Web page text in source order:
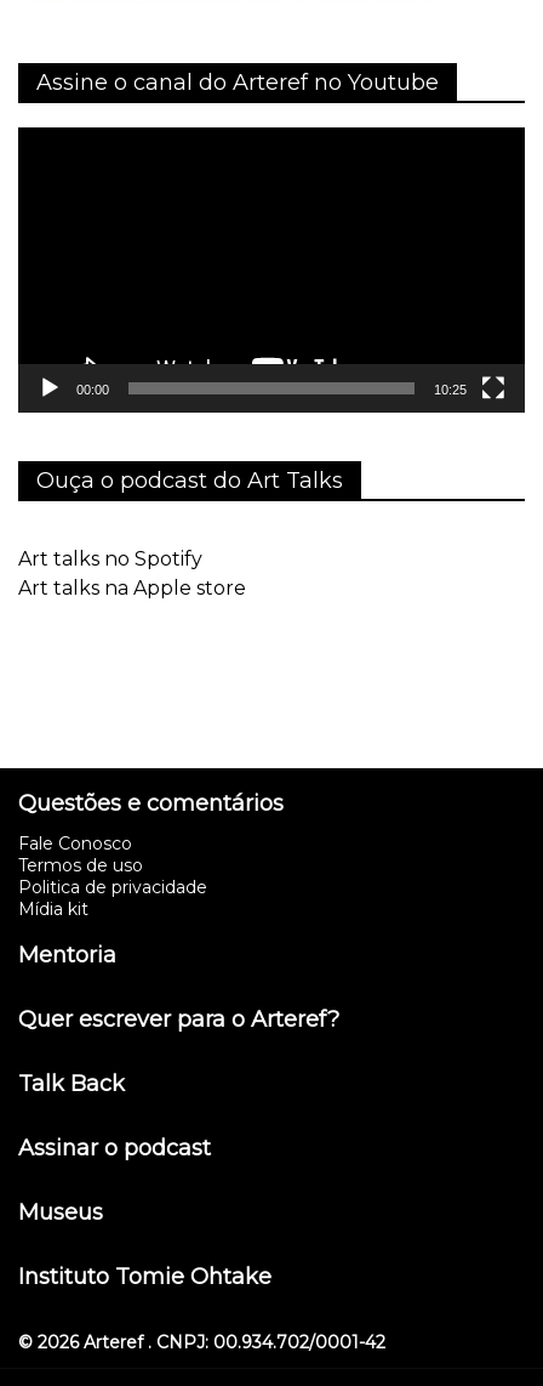
Assine o canal do Arteref no Youtube
00:00 10:25
Ouça o podcast do Art Talks
Art talks no Spotify
Art talks na Apple store
Questões e comentários
Fale Conosco
Termos de uso
Politica de privacidade
Mídia kit
Mentoria
Quer escrever para o Arteref?
Talk Back
Assinar o podcast
Museus
Instituto Tomie Ohtake
© 2026 Arteref . CNPJ: 00.934.702/0001-42